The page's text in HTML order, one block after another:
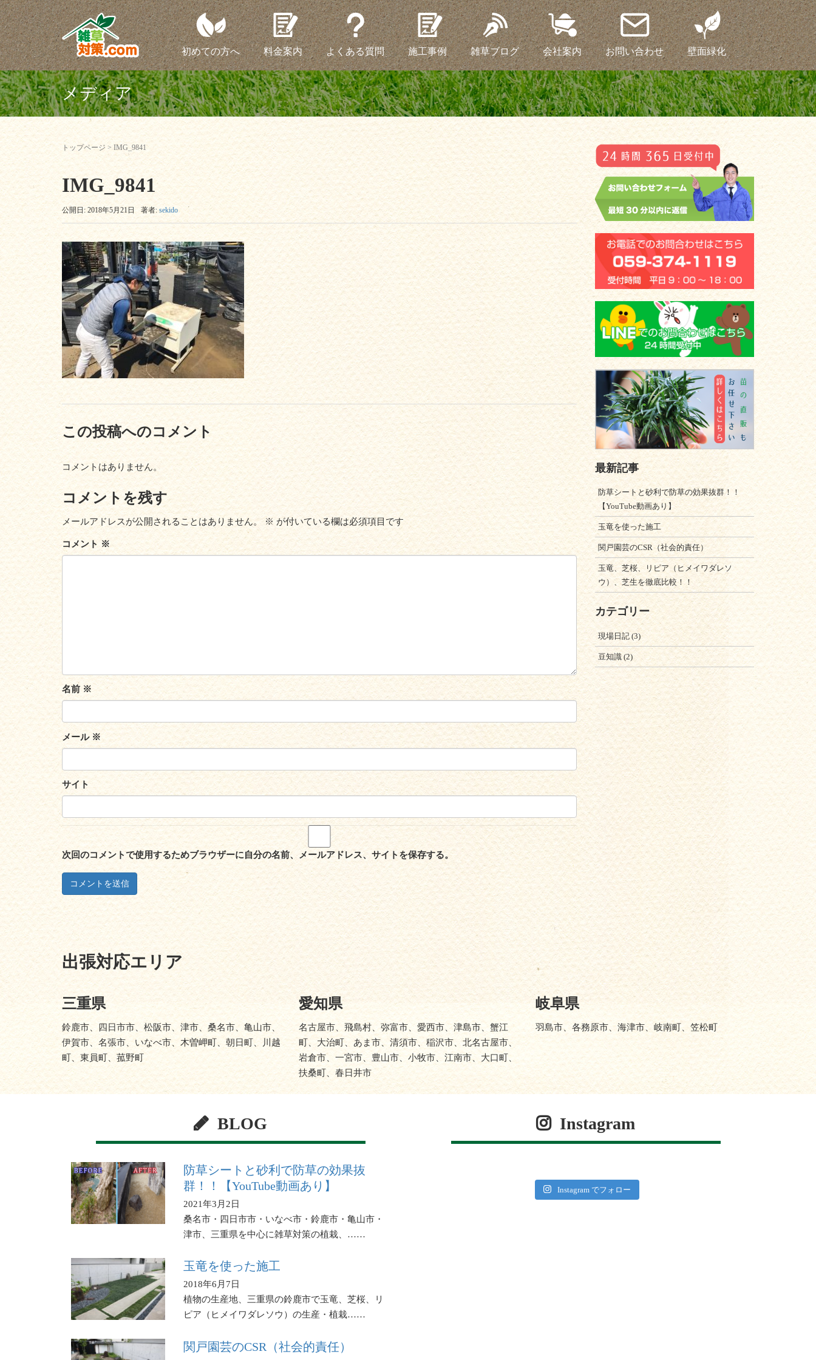
初めての方へ 料金案内 よくある質問 施工事例 雑草ブログ 会社案内 お問い合わせ 壁面緑化
メディア
トップページ > IMG_9841
IMG_9841
公開日: 2018年5月21日 著者: sekido
この投稿へのコメント
コメントはありません。
コメントを残す
メールアドレスが公開されることはありません。 ※ が付いている欄は必須項目です
コメント ※
名前 ※
メール ※
サイト
次回のコメントで使用するためブラウザーに自分の名前、メールアドレス、サイトを保存する。
最新記事
防草シートと砂利で防草の効果抜群！！
【YouTube動画あり】
玉竜を使った施工
関戸園芸のCSR（社会的責任）
玉竜、芝桜、リピア（ヒメイワダレソ
ウ）、芝生を徹底比較！！
カテゴリー
現場日記(3)
豆知識(2)
出張対応エリア
三重県
鈴鹿市、四日市市、松阪市、津市、桑名市、亀山市、
伊賀市、名張市、いなべ市、木曽岬町、朝日町、川越
町、東員町、菰野町
愛知県
名古屋市、飛島村、弥富市、愛西市、津島市、蟹江
町、大治町、あま市、清須市、稲沢市、北名古屋市、
岩倉市、一宮市、豊山市、小牧市、江南市、大口町、
扶桑町、春日井市
岐阜県
羽島市、各務原市、海津市、岐南町、笠松町
BLOG
防草シートと砂利で防草の効果抜
群！！【YouTube動画あり】
2021年3月2日
桑名市・四日市市・いなべ市・鈴鹿市・亀山市・
津市、三重県を中心に雑草対策の植栽、……
玉竜を使った施工
2018年6月7日
植物の生産地、三重県の鈴鹿市で玉竜、芝桜、リ
ピア（ヒメイワダレソウ）の生産・植栽……
関戸園芸のCSR（社会的責任）
Instagram
Instagram でフォロー